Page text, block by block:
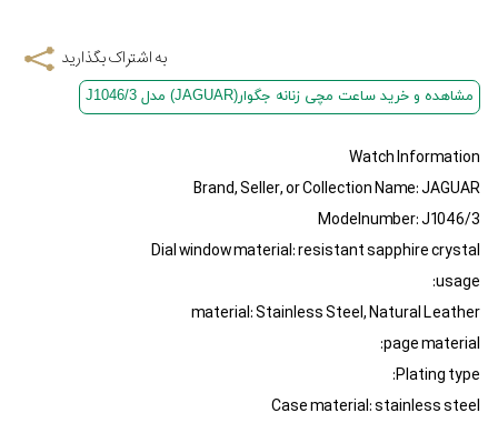
به اشتراک بگذارید
مشاهده و خرید ساعت مچی زنانه جگوار(JAGUAR) مدل J1046/3
Watch Information
Brand, Seller, or Collection Name: JAGUAR
Modelnumber: J1046/3
Dial window material: resistant sapphire crystal
usage:
material: Stainless Steel, Natural Leather
page material:
Plating type:
Case material: stainless steel